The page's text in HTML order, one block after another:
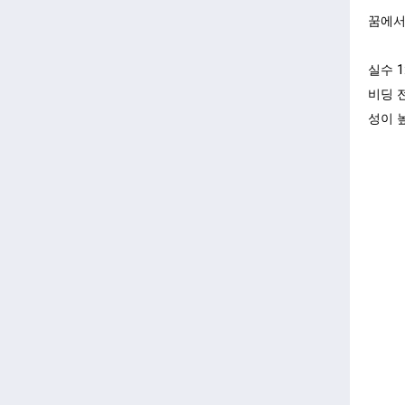
꿈에
실수
비딩
성이